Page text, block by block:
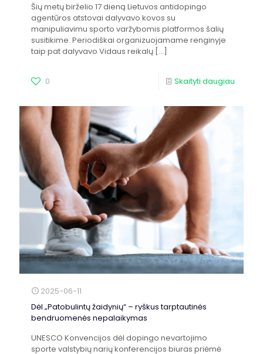
Šių metų birželio 17 dieną Lietuvos antidopingo
agentūros atstovai dalyvavo kovos su
manipuliavimu sporto varžybomis platformos šalių
susitikime. Periodiškai organizuojamame renginyje
taip pat dalyvavo Vidaus reikalų […]
0 Skaityti daugiau
2025-06-11
Dėl „Patobulintų žaidynių“ – ryškus tarptautinės
bendruomenės nepalaikymas
UNESCO Konvencijos dėl dopingo nevartojimo
sporte valstybių narių konferencijos biuras priėmė